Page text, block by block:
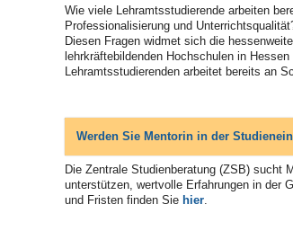
Wie viele Lehramtsstudierende arbeiten
Professionalisierung und
Diesen Fragen widmet sich die
lehrkräftebildenden Hochschulen in
Lehramtsstudierenden arbeitet bereits an
Werden Sie Mentorin in der
Die Zentrale Studienberatung (ZSB) sucht
unterstützen, wertvolle Erfahrungen in der
und Fristen finden Sie hier